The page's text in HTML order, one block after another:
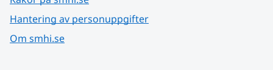
Hantering av personuppgifter
Om smhi.se